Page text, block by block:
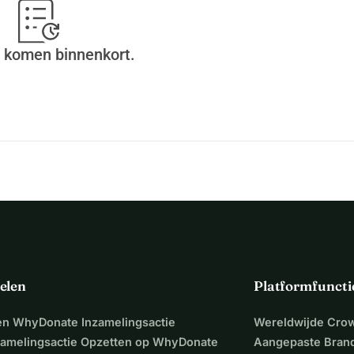
komen binnenkort.
WhyDonate Inzamelingsactie
Opzetten op WhyDonate
Wereldwijde
Aangepaste